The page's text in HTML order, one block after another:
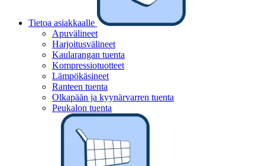
Tietoa asiakkaalle
Apuvälineet
Harjoitusvälineet
Kaularangan tuenta
Kompressiotuotteet
Lämpökäsineet
Ranteen tuenta
Olkapään ja kyynärvarren tuenta
Peukalon tuenta